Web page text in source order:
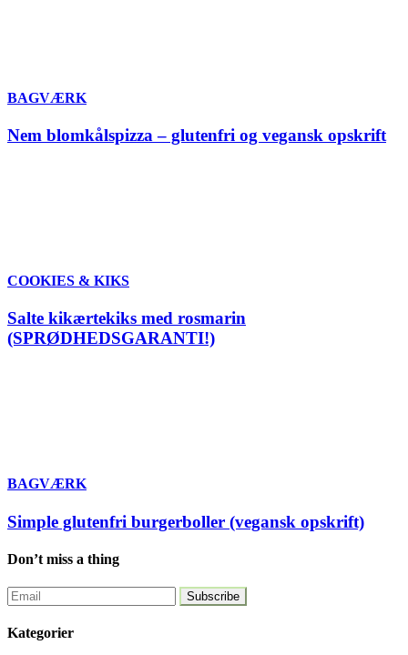
BAGVÆRK
Nem blomkålspizza – glutenfri og vegansk opskrift
COOKIES & KIKS
Salte kikærtekiks med rosmarin
(SPRØDHEDSGARANTI!)
BAGVÆRK
Simple glutenfri burgerboller (vegansk opskrift)
Don’t miss a thing
Kategorier